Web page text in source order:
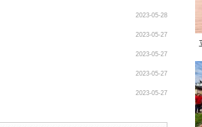
2023-05-28
2023-05-27
2023-05-27
2023-05-27
2023-05-27